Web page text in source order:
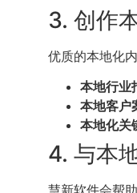
3. 创作
优质的本地化
本地行业
本地客户
本地化关
4. 与本